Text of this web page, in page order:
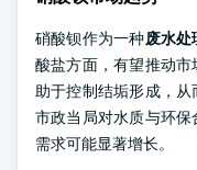
硝酸钡作为一种废水处
酸盐方面，有望推动
助于控制结垢形成，
市政当局对水质与环
需求可能显著增长。